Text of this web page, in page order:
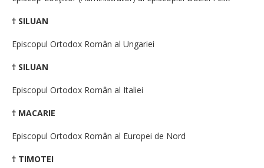
† SILUAN
Episcopul Ortodox Român al Ungariei
† SILUAN
Episcopul Ortodox Român al Italiei
† MACARIE
Episcopul Ortodox Român al Europei de Nord
† TIMOTEI